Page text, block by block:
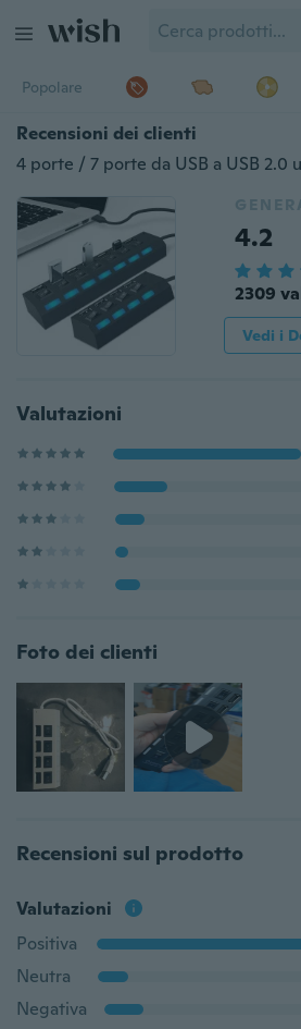
Popolare
Recensioni dei clienti
4.2
2309
Vedi i
Valutazioni
Foto dei clienti
Recensioni sul prodotto
Valutazioni
Positiva
Neutra
Negativa